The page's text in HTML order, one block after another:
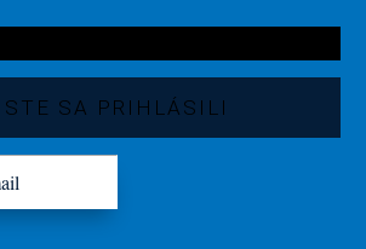
STE SA PRIHLÁSILI